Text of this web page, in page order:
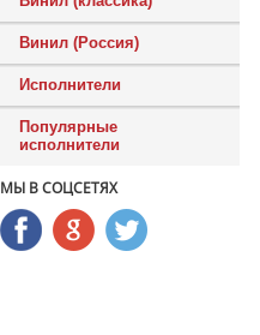
Винил (Россия)
Исполнители
Популярные
исполнители
МЫ В СОЦСЕТЯХ